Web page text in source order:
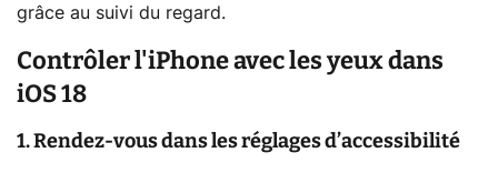
grâce au suivi du regard.
Contrôler l'iPhone avec les yeux dans
iOS 18
1. Rendez-vous dans les réglages d’accessibilité